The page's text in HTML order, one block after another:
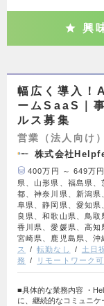
興
幅広く導入！
ームSaaS｜
ルス募集
営業（法人向け）
株式会社
400万円 ～ 649万円
県、山形県、福島県
都、神奈川県、新潟県
阜県、静岡県、愛知
良県、和歌山県、鳥取
香川県、愛媛県、高知
宮崎県、鹿児島県、沖
ス
転勤なし 土日
務
リモートワーク
■具体的な業務内容 ・
に、継続的なコミュニ